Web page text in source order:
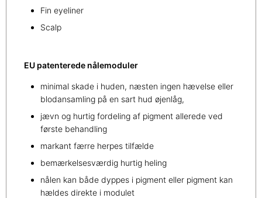
Fin eyeliner
Scalp
EU patenterede nålemoduler
minimal skade i huden, næsten ingen hævelse eller
blodansamling på en sart hud øjenlåg,
jævn og hurtig fordeling af pigment allerede ved
første behandling
markant færre herpes tilfælde
bemærkelsesværdig hurtig heling
nålen kan både dyppes i pigment eller pigment kan
hældes direkte i modulet